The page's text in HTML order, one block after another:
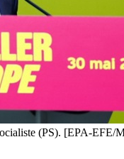
(PS). [EPA-EFE/